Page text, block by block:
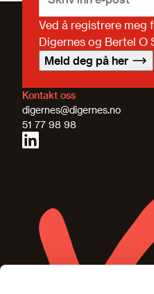
Ved å registrere meg
Digernes og Bertel O
Meld deg på her
Kontakt oss
digernes@digernes.no
51 77 98 98